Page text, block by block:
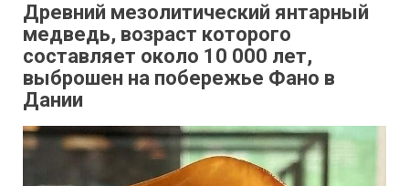
Древний мезолитический янтарный
медведь, возраст которого
составляет около 10 000 лет,
выброшен на побережье Фано в
Дании